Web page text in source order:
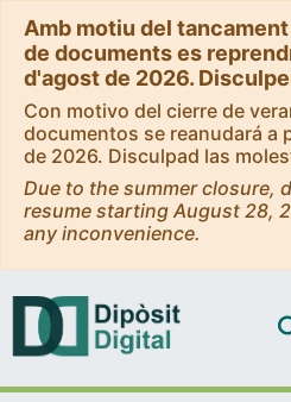
Amb motiu del
de documents es
d'agost de 2026.
Con motivo del cierre de
documentos se reanudará a
de 2026. Disculpad las
Due to the summer closure,
resume starting August 28,
any inconvenience.